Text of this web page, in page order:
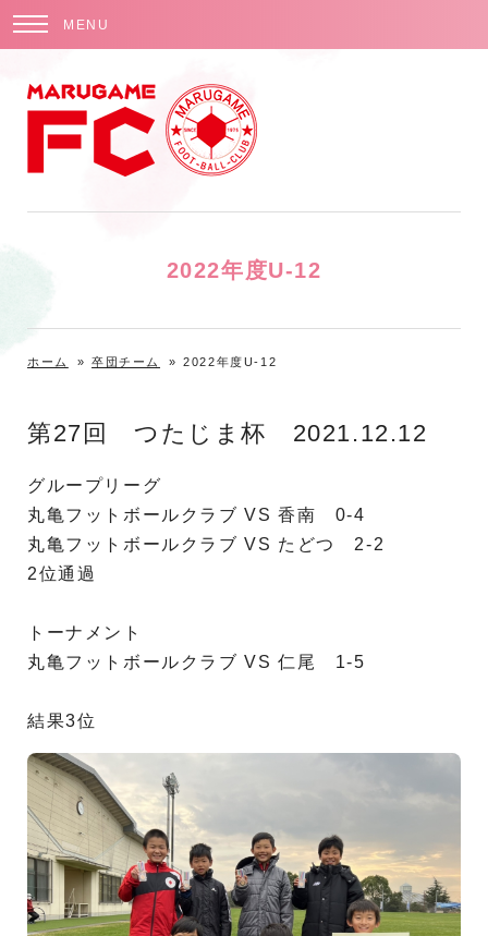
MENU
2022年度U-12
ホーム » 卒団チーム » 2022年度U-12
第27回 つたじま杯 2021.12.12
グループリーグ
丸亀フットボールクラブ VS 香南 0-4
丸亀フットボールクラブ VS たどつ 2-2
2位通過
トーナメント
丸亀フットボールクラブ VS 仁尾 1-5
結果3位